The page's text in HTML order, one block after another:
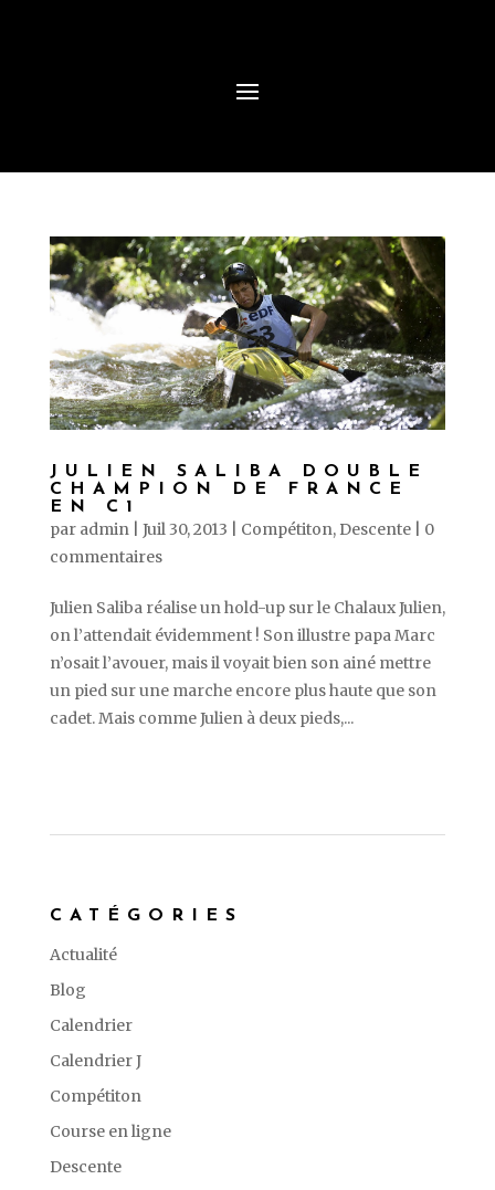
JULIEN SALIBA DOUBLE
CHAMPION DE FRANCE
EN C1
par admin| Juil 30, 2013 Compétiton, Descente| 0
commentaires
Julien Saliba réalise un hold-up sur le Chalaux Julien,
on l’attendait évidemment ! Son illustre papa Marc
n’osait l’avouer, mais il voyait bien son ainé mettre
un pied sur une marche encore plus haute que son
cadet. Mais comme Julien à deux pieds,...
CATÉGORIES
Actualité
Blog
Calendrier
Calendrier J
Compétiton
Course en ligne
Descente